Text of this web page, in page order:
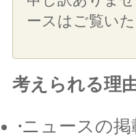
ースはご覧い
考えられる理
ニュースの